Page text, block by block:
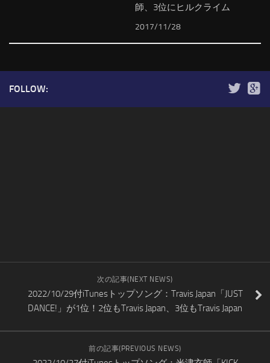
師、3位にヒルクライム
2017/11/28
FOLLOW:
次の記事(NEXT NEWS)
2022/10/29付iTunesトップソング：Travis Japan「JUST
DANCE!」が1位！2位もTravis Japan、3位もTravis Japan
前の記事(PREVIOUS NEWS)